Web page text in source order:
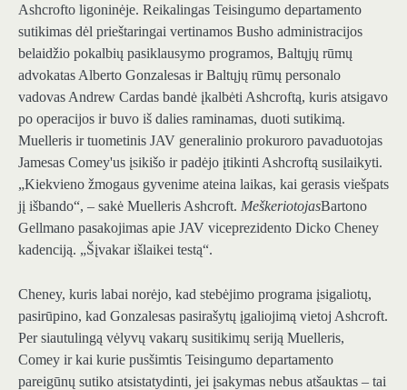
Ashcrofto ligoninėje. Reikalingas Teisingumo departamento
sutikimas dėl prieštaringai vertinamos Busho administracijos
belaidžio pokalbių pasiklausymo programos, Baltųjų rūmų
advokatas Alberto Gonzalesas ir Baltųjų rūmų personalo
vadovas Andrew Cardas bandė įkalbėti Ashcroftą, kuris atsigavo
po operacijos ir buvo iš dalies raminamas, duoti sutikimą.
Muelleris ir tuometinis JAV generalinio prokuroro pavaduotojas
Jamesas Comey'us įsikišo ir padėjo įtikinti Ashcroftą susilaikyti.
„Kiekvieno žmogaus gyvenime ateina laikas, kai gerasis viešpats
jį išbando“, – sakė Muelleris Ashcroft. MeškeriotojasBartono
Gellmano pasakojimas apie JAV viceprezidento Dicko Cheney
kadenciją. „Šįvakar išlaikei testą“.
Cheney, kuris labai norėjo, kad stebėjimo programa įsigaliotų,
pasirūpino, kad Gonzalesas pasirašytų įgaliojimą vietoj Ashcroft.
Per siautulingą vėlyvų vakarų susitikimų seriją Muelleris,
Comey ir kai kurie pusšimtis Teisingumo departamento
pareigūnų sutiko atsistatydinti, jei įsakymas nebus atšauktas – tai